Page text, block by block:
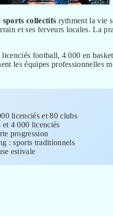
sports collectifs rythment la vie
et ses ferveurs locales. La
football, 4 000 en
les équipes professionnelles
licenciés et 80 clubs
et 4 000 licenciés
progression
: sports traditionnels
estivale